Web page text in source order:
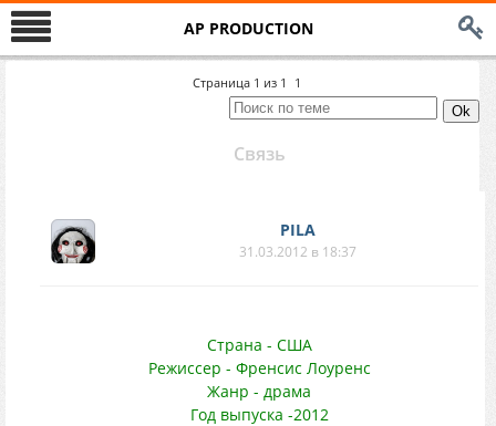
AP PRODUCTION
Страница 1 из 1 1
Связь
PILA
31.03.2012 в 18:37
Страна - США
Режиссер - Френсис Лоуренс
Жанр - драма
Год выпуска -2012